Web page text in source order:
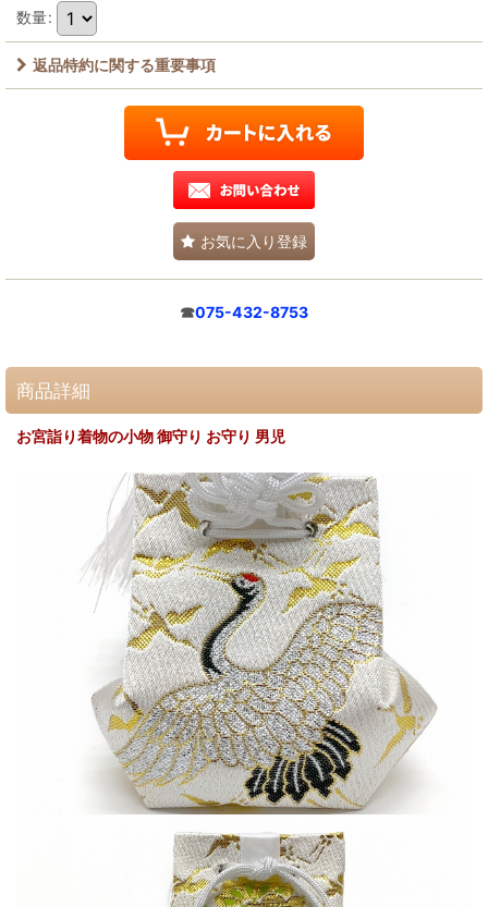
数量:
返品特約に関する重要事項
お気に入り登録
☎075-432-8753
商品詳細
お宮詣り着物の小物 御守り お守り 男児